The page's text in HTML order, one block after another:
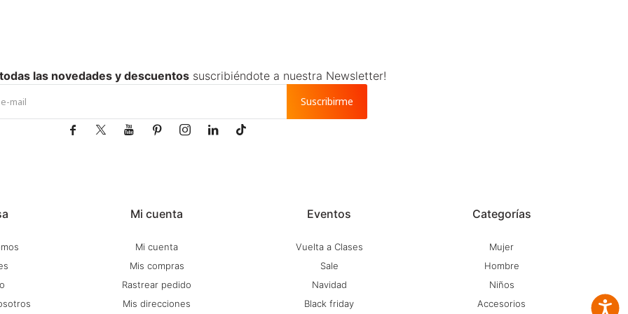
Mi cuenta
Mi cuenta
Mis compras
Rastrear pedido
Mis direcciones
Eventos
Vuelta a Clases
Sale
Navidad
Black friday
Categorías
Mujer
Hombre
Niños
Accesorios
las novedades y descuentossuscribiéndote a nuestra Newsletter!
Suscribirme
      